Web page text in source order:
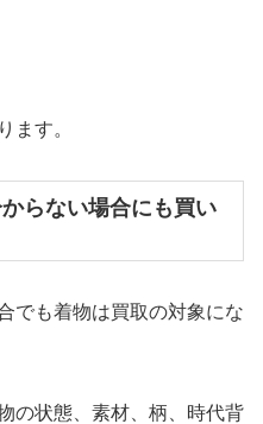
ます。
らない場合にも買い
でも着物は買取の対象にな
の状態、素材、柄、時代背